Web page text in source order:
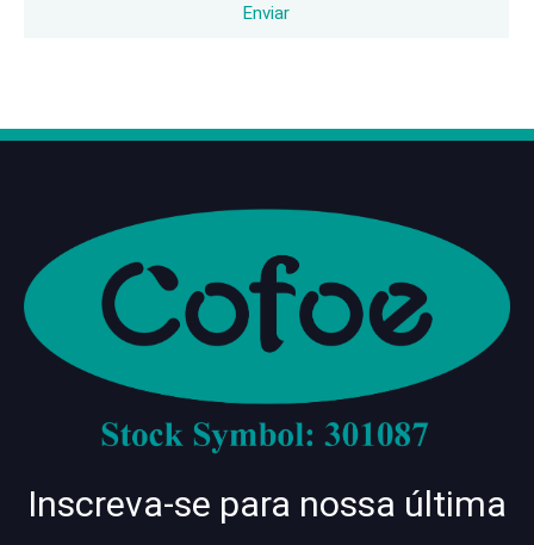
Enviar
Inscreva-se para nossa última